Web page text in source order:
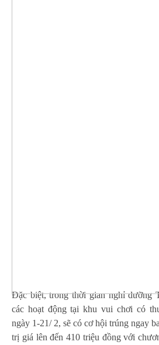
Đặc biệt, trong thời gian nghỉ dưỡng
các hoạt động tại khu vui chơi có
ngày 1-21/ 2, sẽ có cơ hội trúng ngay
trị giá lên đến 410 triệu đồng với